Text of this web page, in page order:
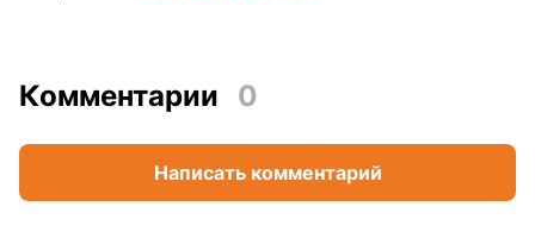
Комментарии 0
Написать комментарий